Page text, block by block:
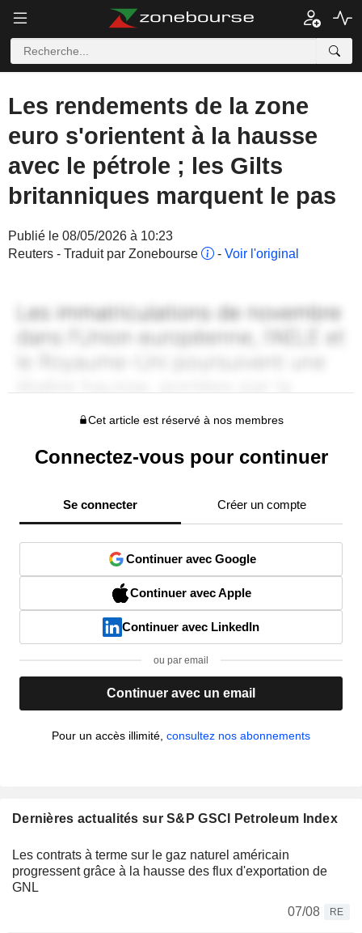
Les rendements de la zone
euro s'orientent à la hausse
avec le pétrole ; les Gilts
britanniques marquent le pas
Publié le 08/05/2026 à 10:23
Reuters - Traduit par Zonebourse
- Voir l'original
Cet article est réservé à nos membres
Connectez-vous pour continuer
Se connecter Créer un compte
Continuer avec Google
Continuer avec Apple
Continuer avec LinkedIn
ou par email
Continuer avec un email
Pour un accès illimité, consultez nos abonnements
Dernières actualités sur S&P GSCI Petroleum Index
Les contrats à terme sur le gaz naturel américain
progressent grâce à la hausse des flux d'exportation de
GNL
07/08
RE